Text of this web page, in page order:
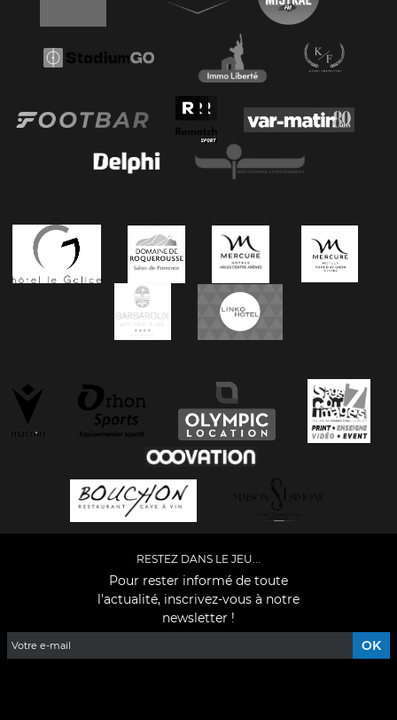
RESTEZ DANS LE JEU...
Pour rester informé de toute
l'actualité, inscrivez-vous à notre
newsletter !